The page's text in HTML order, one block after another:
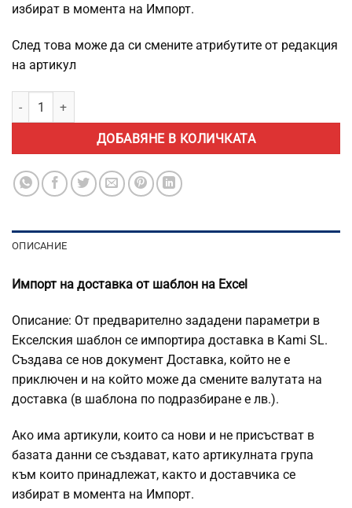
избират в момента на Импорт.
След това може да си смените атрибутите от редакция
на артикул
количество за Импорт на доставка от шаблон на Excel
ДОБАВЯНЕ В КОЛИЧКАТА
ОПИСАНИЕ
Импорт на доставка от шаблон на Excel
Описание: От предварително зададени параметри в
Екселския шаблон се импортира доставка в Kami SL.
Създава се нов документ Доставка, който не е
приключен и на който може да смените валутата на
доставка (в шаблона по подразбиране е лв.).
Ако има артикули, които са нови и не присъстват в
базата данни се създават, като артикулната група
към които принадлежат, както и доставчика се
избират в момента на Импорт.